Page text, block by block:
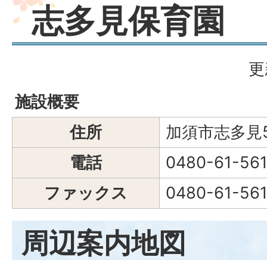
志多見保育園
施設概要
住所
加須市志多
電話
0480-61-
ファックス
0480-61-
周辺案内地図